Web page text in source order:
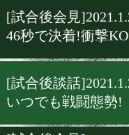
プロアマ競
吾と対決!
[試合後会見
JBS山田武士